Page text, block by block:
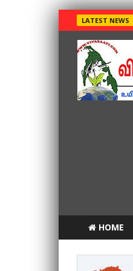
LATEST NEWS
HOME